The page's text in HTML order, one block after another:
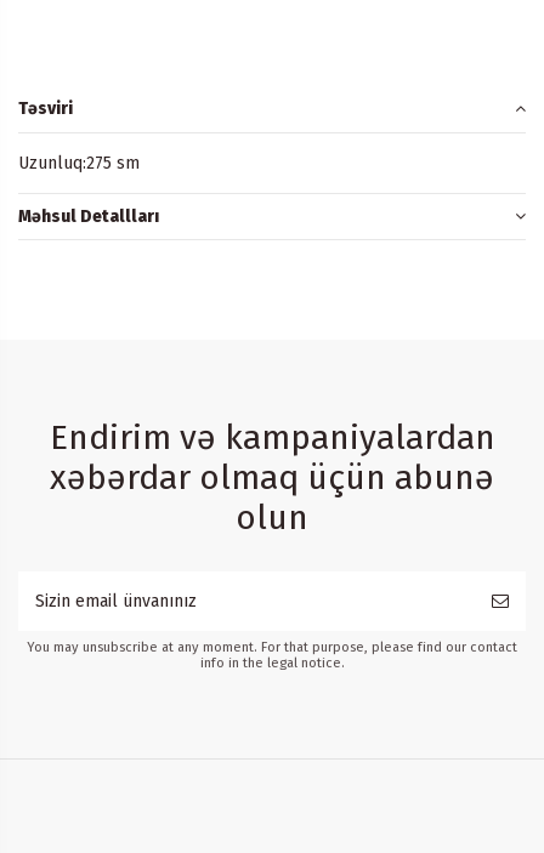
Təsviri
Uzunluq:275 sm
Məhsul Detallları
Endirim və kampaniyalardan
xəbərdar olmaq üçün abunə
olun
You may unsubscribe at any moment. For that purpose, please find our contact
info in the legal notice.